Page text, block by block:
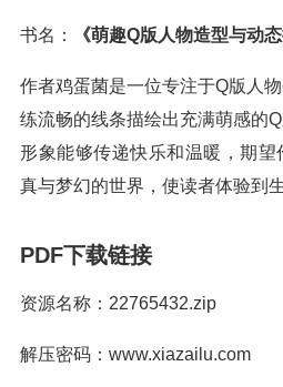
书名： 《萌趣Q版人物造型与动态
作者鸡蛋菌是一位专注于Q版人
练流畅的线条描绘出充满萌感的
形象能够传递快乐和温暖，期
真与梦幻的世界，使读者体验到
PDF下载链接
资源名称：22765432.zip
解压密码：www.xiazailu.com